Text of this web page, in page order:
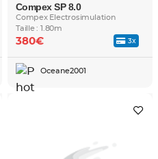
Compex SP 8.0
Compex Electrosimulation
Taille : 1.80m
3x
380€
Oceane2001